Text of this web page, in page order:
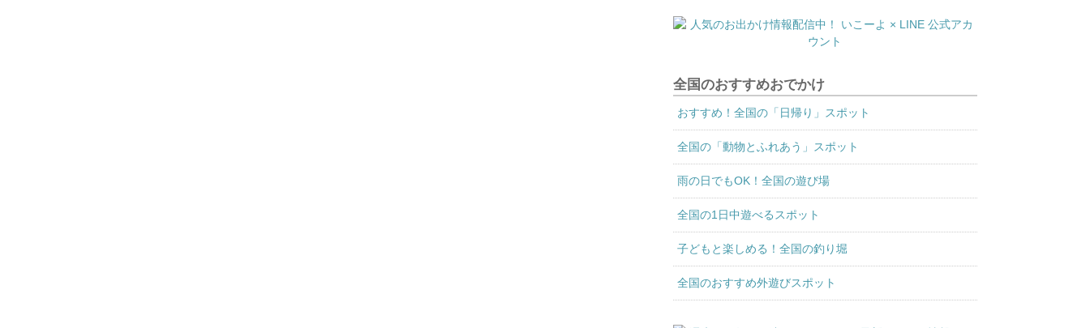
全国のおすすめおでかけ
おすすめ！全国の「日帰り」スポット
全国の「動物とふれあう」スポット
雨の日でもOK！全国の遊び場
全国の1日中遊べるスポット
子どもと楽しめる！全国の釣り堀
全国のおすすめ外遊びスポット